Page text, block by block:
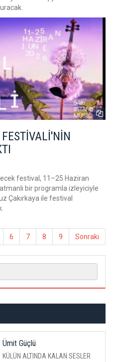
festival, 11–25 Haziran
bir programla izleyiciyle
Çakırkaya ile festival
6 7 8 9 Sonraki
Ümit Güçlü
KÜLÜN ALTINDA KALAN SESLER